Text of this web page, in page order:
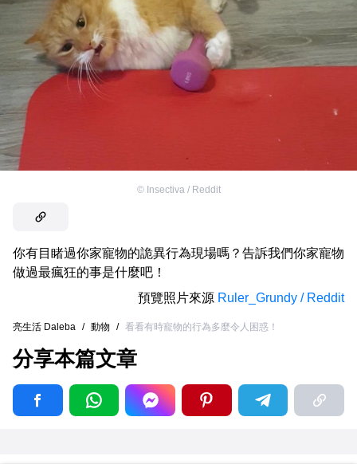
© Insectiva / Reddit
你有目睹過你家寵物的詭異行為現場嗎？告訴我們你家寵物
做過最瘋狂的事是什麼吧！
預覽照片來源 Ruler_Grundy / Reddit
亮生活 Daleba / 動物 / 看看有時寵物的行為多麼令人困惑！
分享本篇文章